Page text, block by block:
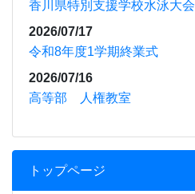
トップページ
香川県特別支援学校水泳大会
2026/07/17
令和8年度1学期終業式
2026/07/16
高等部 人権教室